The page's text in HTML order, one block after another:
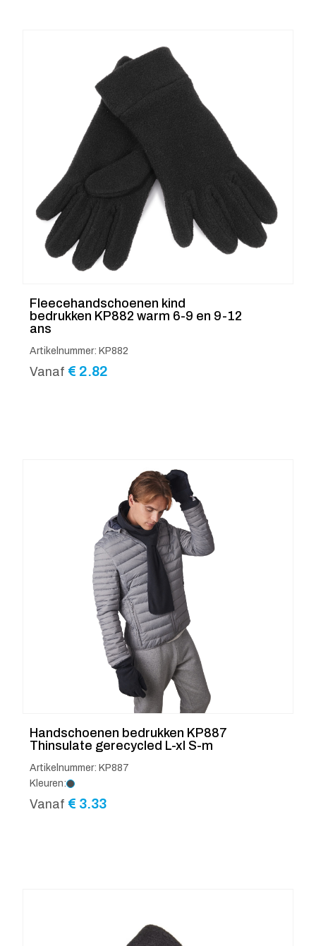
Fleecehandschoenen kind
bedrukken KP882 warm 6-9 en 9-12
ans
Artikelnummer: KP882
Vanaf € 2.82
Handschoenen bedrukken KP887
Thinsulate gerecycled L-xl S-m
Artikelnummer: KP887
Kleuren:
Vanaf € 3.33